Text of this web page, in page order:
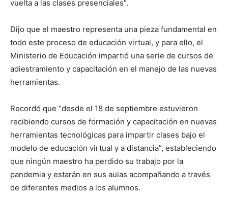
vuelta a las clases presenciales”.
Dijo que el maestro representa una pieza fundamental en
todo este proceso de educación virtual, y para ello, el
Ministerio de Educación impartió una serie de cursos de
adiestramiento y capacitación en el manejo de las nuevas
herramientas.
Recordó que “desde el 18 de septiembre estuvieron
recibiendo cursos de formación y capacitación en nuevas
herramientas tecnológicas para impartir clases bajo el
modelo de educación virtual y a distancia”, estableciendo
que ningún maestro ha perdido su trabajo por la
pandemia y estarán en sus aulas acompañando a través
de diferentes medios a los alumnos.